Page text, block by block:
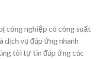
công nghiệp có công suất
dịch vụ đáp ứng nhanh
tôi tự tin đáp ứng các